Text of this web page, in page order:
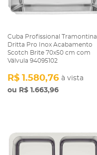
Cuba Profissional Tramontina
Dritta Pro Inox Acabamento
Scotch Brite 70x50 cm com
Válvula 94095102
R$ 1.663,96
R$ 1.580,76 à vista